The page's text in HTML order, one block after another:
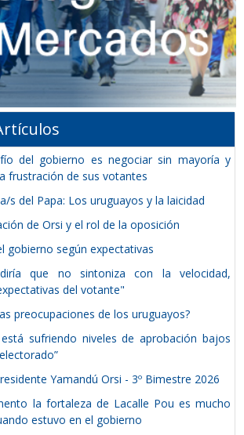
del gobierno es negociar sin mayoría y
frustración de sus votantes
s del Papa: Los uruguayos y la laicidad
de Orsi y el rol de la oposición
gobierno según expectativas
que no sintoniza con la velocidad,
del votante"
preocupaciones de los uruguayos?
sufriendo niveles de aprobación bajos
Yamandú Orsi - 3º Bimestre 2026
la fortaleza de Lacalle Pou es mucho
estuvo en el gobierno